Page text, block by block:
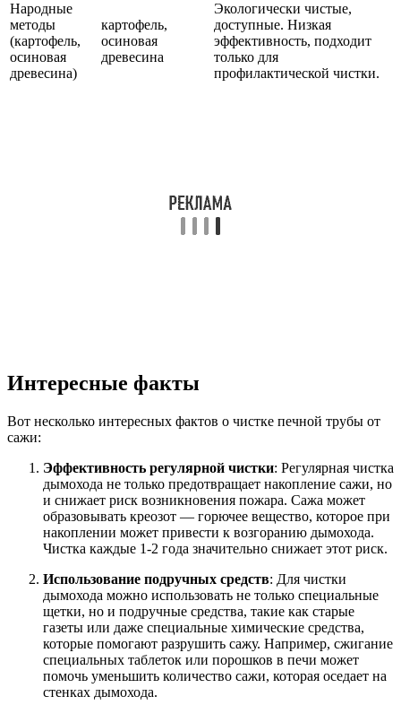
Народные
методы
(картофель,
осиновая
древесина)
картофель,
осиновая
древесина
Экологически чистые,
доступные. Низкая
эффективность, подходит
только для
профилактической чистки.
Интересные факты
Вот несколько интересных фактов о чистке печной трубы от
сажи:
Эффективность регулярной чистки: Регулярная чистка
дымохода не только предотвращает накопление сажи, но
и снижает риск возникновения пожара. Сажа может
образовывать креозот — горючее вещество, которое при
накоплении может привести к возгоранию дымохода.
Чистка каждые 1-2 года значительно снижает этот риск.
Использование подручных средств: Для чистки
дымохода можно использовать не только специальные
щетки, но и подручные средства, такие как старые
газеты или даже специальные химические средства,
которые помогают разрушить сажу. Например, сжигание
специальных таблеток или порошков в печи может
помочь уменьшить количество сажи, которая оседает на
стенках дымохода.